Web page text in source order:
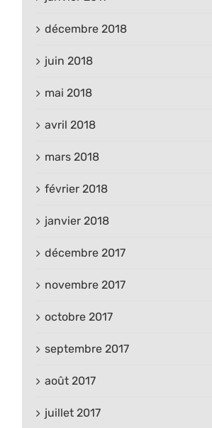
décembre 2018
juin 2018
mai 2018
avril 2018
mars 2018
février 2018
janvier 2018
décembre 2017
novembre 2017
octobre 2017
septembre 2017
août 2017
juillet 2017